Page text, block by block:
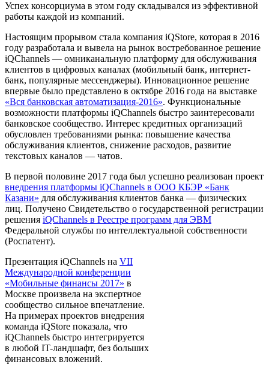
Успех консорциума в этом году складывался из эффективной
работы каждой из компаний.
Настоящим прорывом стала компания iQStore, которая в 2016
году разработала и вывела на рынок востребованное решение
iQChannels — омниканальную платформу для обслуживания
клиентов в цифровых каналах (мобильный банк, интернет-
банк, популярные мессенджеры). Инновационное решение
впервые было представлено в октябре 2016 года на выставке
«Вся банковская автоматизация-2016». Функциональные
возможности платформы iQChannels быстро заинтересовали
банковское сообщество. Интерес кредитных организаций
обусловлен требованиями рынка: повышение качества
обслуживания клиентов, снижение расходов, развитие
текстовых каналов — чатов.
В первой половине 2017 года был успешно реализован проект
внедрения платформы iQChannels в ООО КБЭР «Банк
Казани» для обслуживания клиентов банка — физических
лиц. Получено Свидетельство о государственной регистрации
решения iQChannels в Реестре программ для ЭВМ
Федеральной службы по интеллектуальной собственности
(Роспатент).
Презентация iQChannels на VII
Международной конференции
«Мобильные финансы 2017» в
Москве произвела на экспертное
сообщество сильное впечатление.
На примерах проектов внедрения
команда iQStore показала, что
iQChannels быстро интегрируется
в любой IT-ландшафт, без больших
финансовых вложений.